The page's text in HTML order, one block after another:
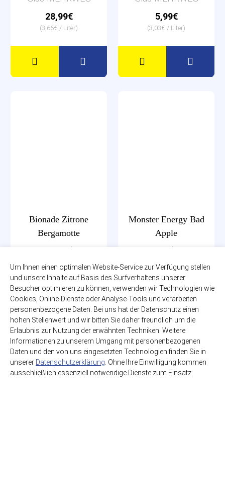
28,99€
(3,66€ / Liter)
5,99€
(3,03€ / Liter)
Bionade Zitrone
Bergamotte
12 x 0,33l
Glas-MEHRWEG
11,99€
(3,03€ / Liter)
Monster Energy Bad
Apple
0,50l
EINWEG
1,99€
(3,98€ / Liter)
Um Ihnen einen optimalen Website-Service zur Verfügung stellen
und unsere Inhalte auf Basis des Surfverhaltens unserer
Besucher optimieren zu können, verwenden wir Technologien wie
Cookies, Online-Dienste oder Analyse-Tools und verarbeiten
personenbezogene Daten. Bei uns hat der Datenschutz einen
hohen Stellenwert und wir bitten Sie daher freundlich um die
Erlaubnis zur Nutzung der erwähnten Techniken. Weitere
Informationen zu unserem Umgang mit personenbezogenen
Daten und den von uns eingesetzten Technologien finden Sie in
unserer Datenschutzerklärung . Ohne Ihre Einwilligung kommen
ausschließlich essenziell notwendige Dienste zum Einsatz.